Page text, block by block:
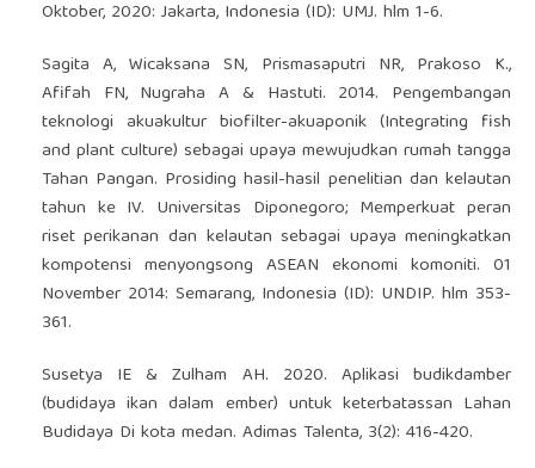
Oktober, 2020: Jakarta, Indonesia (ID): UMJ. hlm 1-6.
Sagita A, Wicaksana SN, Prismasaputri NR, Prakoso K.,
Afifah FN, Nugraha A & Hastuti. 2014. Pengembangan
teknologi akuakultur biofilter-akuaponik (Integrating fish
and plant culture) sebagai upaya mewujudkan rumah tangga
Tahan Pangan. Prosiding hasil-hasil penelitian dan kelautan
tahun ke IV. Universitas Diponegoro; Memperkuat peran
riset perikanan dan kelautan sebagai upaya meningkatkan
kompotensi menyongsong ASEAN ekonomi komoniti. 01
November 2014: Semarang, Indonesia (ID): UNDIP. hlm 353-
361.
Susetya IE & Zulham AH. 2020. Aplikasi budikdamber
(budidaya ikan dalam ember) untuk keterbatassan Lahan
Budidaya Di kota medan. Adimas Talenta, 3(2): 416-420.